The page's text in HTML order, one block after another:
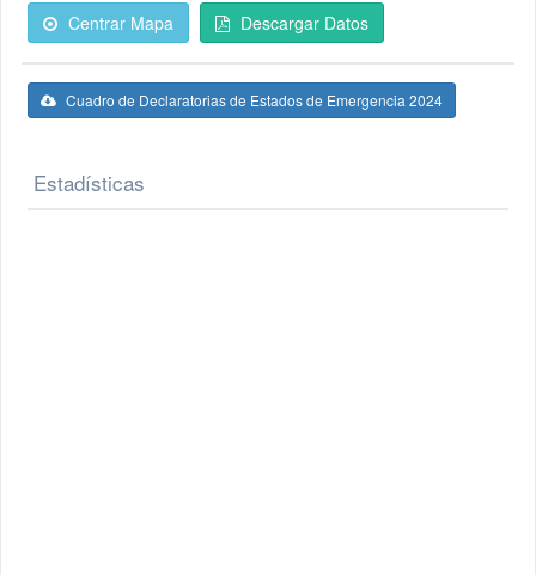
Centrar Mapa Descargar Datos
Cuadro de Declaratorias de Estados de Emergencia 2024
Estadísticas